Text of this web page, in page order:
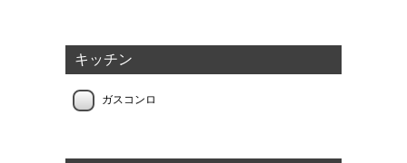
キッチン
ガスコンロ